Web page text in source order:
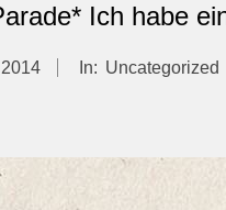
Ich habe
In: Uncategorized